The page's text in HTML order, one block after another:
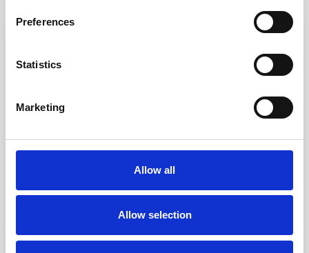
Preferences
Statistics
Marketing
Allow all
Allow selection
mellom Nice og Antibes. Det er et utmerket...